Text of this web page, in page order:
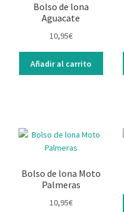
Bolso de lona
Aguacate
10,95€
Añadir al carrito
Bolso de lona Moto
Palmeras
10,95€